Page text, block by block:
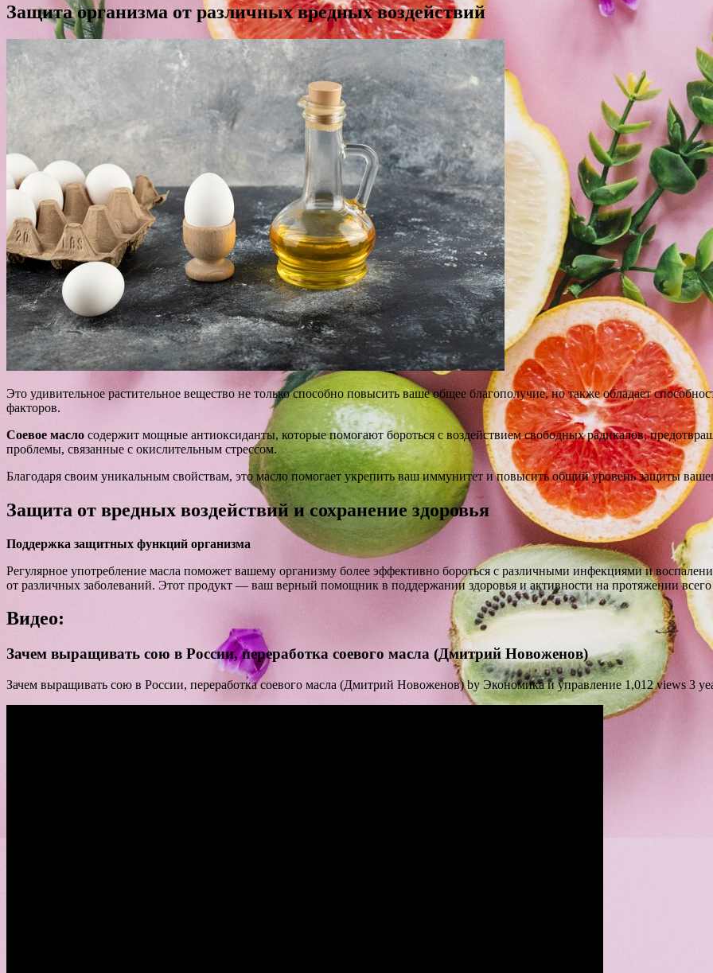
Защита организма от различных вредных воздействий
Это удивительное растительное вещество не только способно повысить ваше общее благополучие, но также обладает
факторов.
Соевое масло содержит мощные антиоксиданты, которые помогают бороться с воздействием свободных радикалов,
проблемы, связанные с окислительным стрессом.
Благодаря своим уникальным свойствам, это масло помогает укрепить ваш иммунитет и повысить общий уровень защиты
Защита от вредных воздействий и сохранение здоровья
Поддержка защитных функций организма
Регулярное употребление масла поможет вашему организму более эффективно бороться с различными инфекциями и
от различных заболеваний. Этот продукт — ваш верный помощник в поддержании здоровья и активности на протяжении
Видео:
Зачем выращивать сою в России, переработка соевого масла (Дмитрий Новоженов)
Зачем выращивать сою в России, переработка соевого масла (Дмитрий Новоженов) by Экономика и управление 1,012 views 3